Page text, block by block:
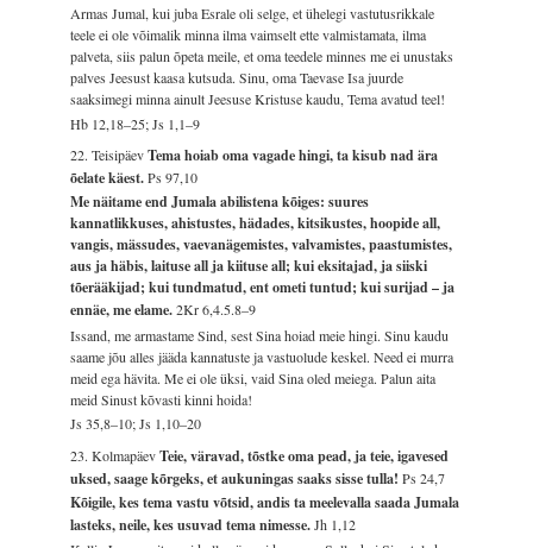
Armas Jumal, kui juba Esrale oli selge, et ühelegi vastutusrikkale
teele ei ole võimalik minna ilma vaimselt ette valmistamata, ilma
palveta, siis palun õpeta meile, et oma teedele minnes me ei unustaks
palves Jeesust kaasa kutsuda. Sinu, oma Taevase Isa juurde
saaksimegi minna ainult Jeesuse Kristuse kaudu, Tema avatud teel!
Hb 12,18–25; Js 1,1–9
22. TeisipäevTema hoiab oma vagade hingi, ta kisub nad ära
õelate käest.Ps 97,10
Me näitame end Jumala abilistena kõiges: suures
kannatlikkuses, ahistustes, hädades, kitsikustes, hoopide all,
vangis, mässudes, vaevanägemistes, valvamistes, paastumistes,
aus ja häbis, laituse all ja kiituse all; kui eksitajad, ja siiski
tõerääkijad; kui tundmatud, ent ometi tuntud; kui surijad – ja
ennäe, me elame.2Kr 6,4.5.8–9
Issand, me armastame Sind, sest Sina hoiad meie hingi. Sinu kaudu
saame jõu alles jääda kannatuste ja vastuolude keskel. Need ei murra
meid ega hävita. Me ei ole üksi, vaid Sina oled meiega. Palun aita
meid Sinust kõvasti kinni hoida!
Js 35,8–10; Js 1,10–20
23. KolmapäevTeie, väravad, tõstke oma pead, ja teie, igavesed
uksed, saage kõrgeks, et aukuningas saaks sisse tulla!Ps 24,7
Kõigile, kes tema vastu võtsid, andis ta meelevalla saada Jumala
lasteks, neile, kes usuvad tema nimesse.Jh 1,12